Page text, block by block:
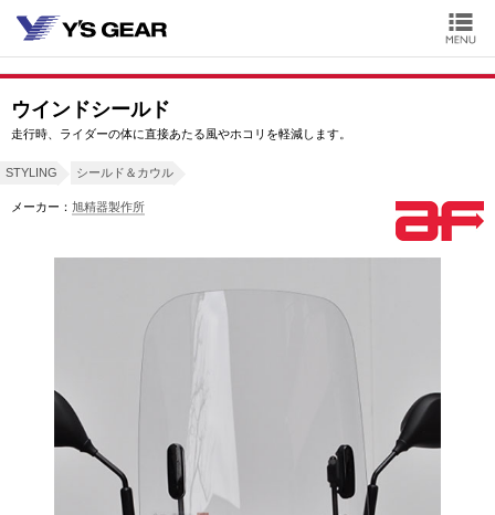
ウインドシールド
走行時、ライダーの体に直接あたる風やホコリを軽減します。
STYLING シールド＆カウル
メーカー： 旭精器製作所